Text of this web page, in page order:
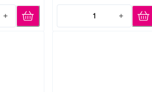
1
Quantity: 1